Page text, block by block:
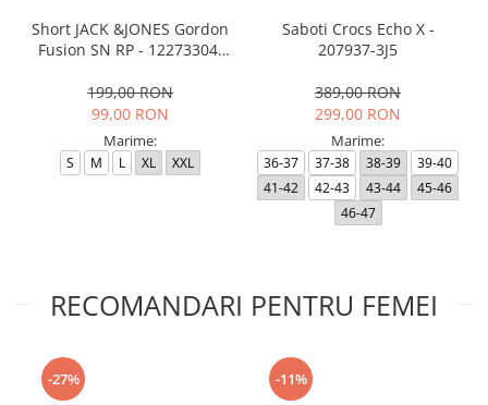
Short JACK &JONES Gordon
Fusion SN RP - 12273304-
199,00 RON
99,00 RON
Marime:
S M L XL XXL
Saboti Crocs Echo X -
207937-3J5
389,00 RON
299,00 RON
Marime:
36-37 37-38 38-39
39-40
41-42
42-43 43-44
45-46
46-47
RECOMANDARI PENTRU FEMEI
-27% -11%